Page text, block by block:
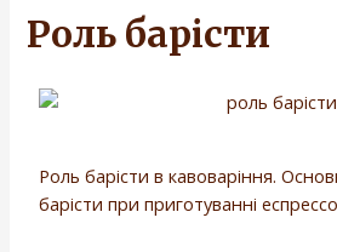
Роль барісти
Роль барісти в кавоваріння.
барісти при приготуванні